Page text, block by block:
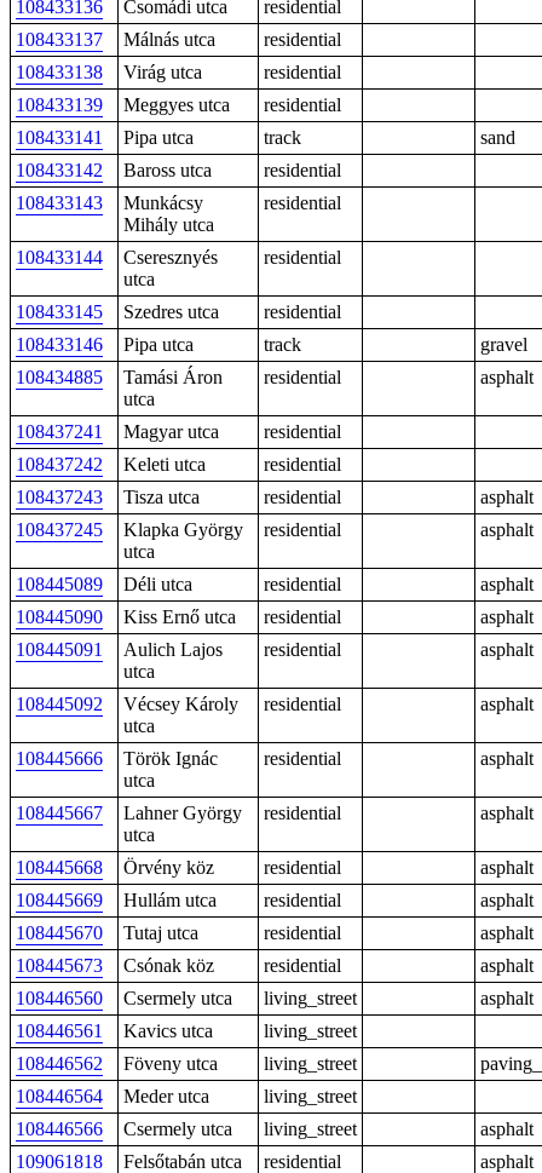
108433136
Csomádi utca
residential
108433137
Málnás utca
residential
108433138
Virág utca
residential
108433139
Meggyes utca
residential
108433141
Pipa utca track
sand
108433142
Baross utca
residential
108433143
Munkácsy
Mihály utca
residential
108433144
Cseresznyés
utca
residential
108433145 Szedres utca
residential
108433146
Pipa utca track
gravel
108434885
Tamási Áron
utca
residential asphalt
108437241 Magyar utca
residential
108437242
Keleti utca
residential
108437243
Tisza utca residential
asphalt
108437245
Klapka György
utca
residential asphalt
108445089 Déli utca residential
asphalt
108445090
Kiss Ernő utca residential
asphalt
108445091
Aulich Lajos
utca
residential asphalt
108445092
Vécsey Károly
utca
residential asphalt
108445666
Török Ignác
utca
residential asphalt
108445667
Lahner György
utca
residential asphalt
108445668 Örvény köz residential
asphalt
108445669
Hullám utca residential
asphalt
108445670
Tutaj utca residential
asphalt
108445673
Csónak köz residential
asphalt
108446560
Csermely utca living_street
asphalt
108446561
Kavics utca
living_street
108446562
Föveny utca living_street
108446564
Meder utca
living_street
108446566
Csermely utca living_street
asphalt
109061818
Felsőtabán utca residential
asphalt